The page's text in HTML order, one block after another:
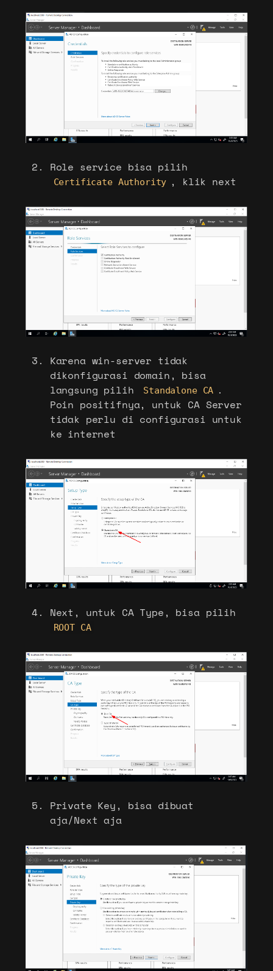
Role service bisa pilih
Certificate Authority , klik next
Karena win-server tidak
dikonfigurasi domain, bisa
langsung pilih
Standalone CA .
Poin positifnya, untuk CA Server
tidak perlu di configurasi untuk
ke internet
Next, untuk CA Type, bisa pilih
ROOT CA
Private Key, bisa dibuat
aja/Next aja